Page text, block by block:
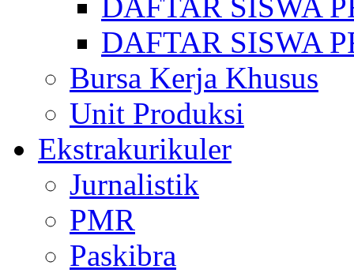
DAFTAR SISWA
Bursa Kerja Khusus
Unit Produksi
Ekstrakurikuler
Jurnalistik
PMR
Paskibra